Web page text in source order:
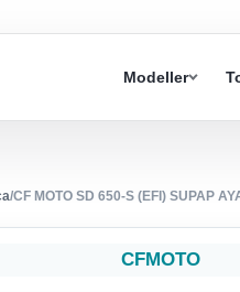
Modeller
/CF MOTO SD 650-S (EFI) SUPAP
CFMOTO